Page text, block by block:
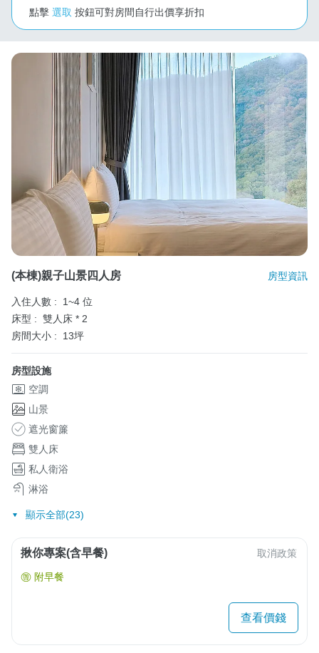
點擊 選取 按鈕可對房間自行出價享折扣
(本棟)親子山景四人房 房型資訊
入住人數 :
1~4 位
床型 : 雙人床 * 2
房間大小 :
13坪
房型設施
空調
山景
遮光窗簾
雙人床
私人衛浴
淋浴
顯示全部(23)
揪你專案(含早餐) 取消政策
附早餐
查看價錢